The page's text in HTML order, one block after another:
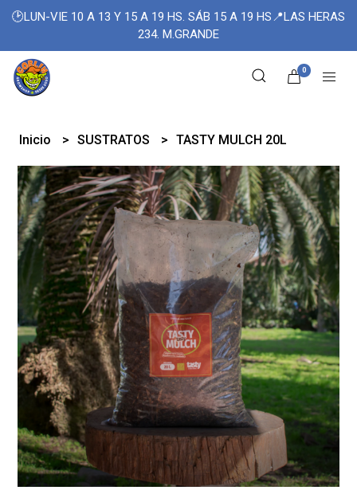
🕑LUN-VIE 10 A 13 Y 15 A 19 HS. SÁB 15 A 19 HS📍LAS HERAS
234. M.GRANDE
0
Inicio SUSTRATOS TASTY MULCH 20L